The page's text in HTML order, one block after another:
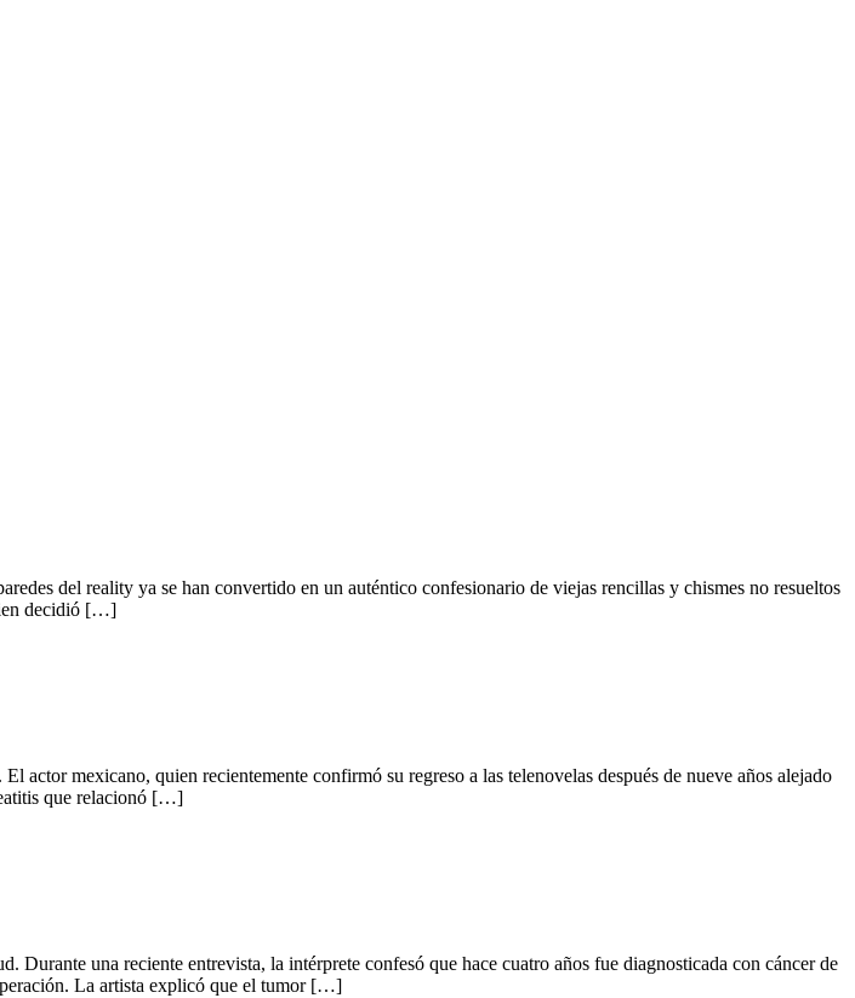
del reality ya se han convertido en un auténtico confesionario de viejas rencillas y chismes no resueltos
decidió […]
mexicano, quien recientemente confirmó su regreso a las telenovelas después de nueve años alejado
que relacionó […]
una reciente entrevista, la intérprete confesó que hace cuatro años fue diagnosticada con cáncer de
La artista explicó que el tumor […]